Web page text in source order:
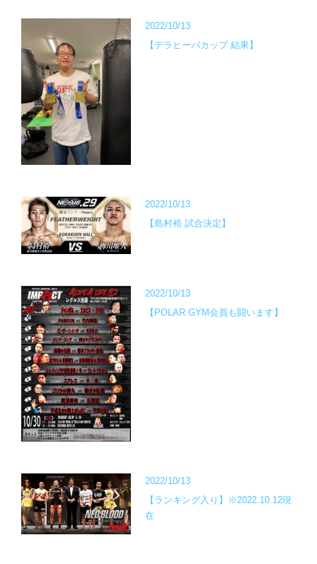
2022/10/13
【デラヒーバカップ 結果】
2022/10/13
【島村裕 試合決定】
2022/10/13
【POLAR GYM会員も闘います】
2022/10/13
【ランキング入り】※2022.10.12現
在